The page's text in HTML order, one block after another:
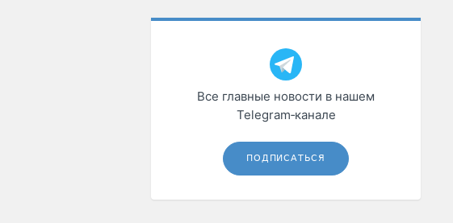
Все главные новости в нашем
Telegram‑канале
ПОДПИСАТЬСЯ